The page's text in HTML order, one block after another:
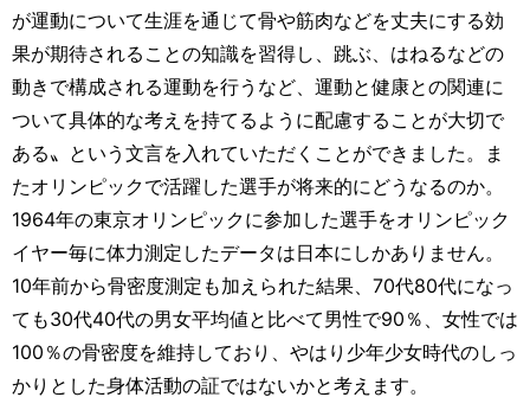
が運動について生涯を通じて骨や筋肉などを丈夫にする効
果が期待されることの知識を習得し、跳ぶ、はねるなどの
動きで構成される運動を行うなど、運動と健康との関連に
ついて具体的な考えを持てるように配慮することが大切で
ある〟という文言を入れていただくことができました。ま
たオリンピックで活躍した選手が将来的にどうなるのか。
1964年の東京オリンピックに参加した選手をオリンピック
イヤー毎に体力測定したデータは日本にしかありません。
10年前から骨密度測定も加えられた結果、70代80代になっ
ても30代40代の男女平均値と比べて男性で90％、女性では
100％の骨密度を維持しており、やはり少年少女時代のしっ
かりとした身体活動の証ではないかと考えます。